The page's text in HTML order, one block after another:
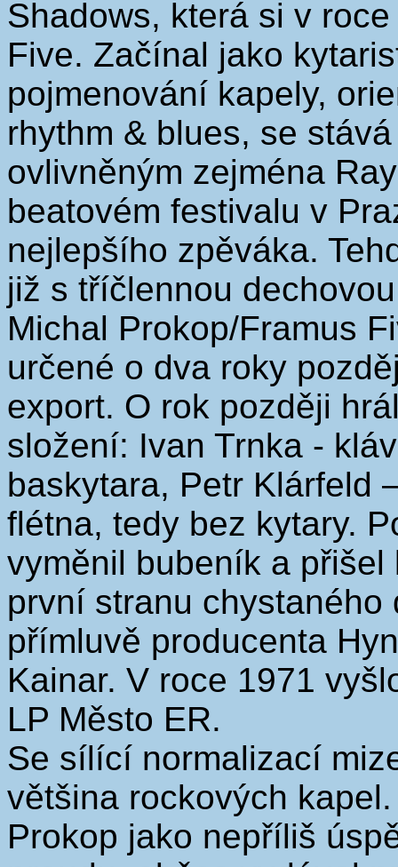
Shadows, která si v
Five. Začínal jako
pojmenování kapely,
rhythm & blues, se
ovlivněným zejména
beatovém festivalu v
nejlepšího zpěváka.
již s tříčlennou
Michal Prokop/Framus
určené o dva roky
export. O rok později
složení: Ivan Trnka -
baskytara, Petr Klárfeld
flétna, tedy bez kytary.
vyměnil bubeník a
první stranu
přímluvě producenta
Kainar. V roce 1971
LP Město ER.
Se sílící normalizací
většina rockových
Prokop jako nepříliš